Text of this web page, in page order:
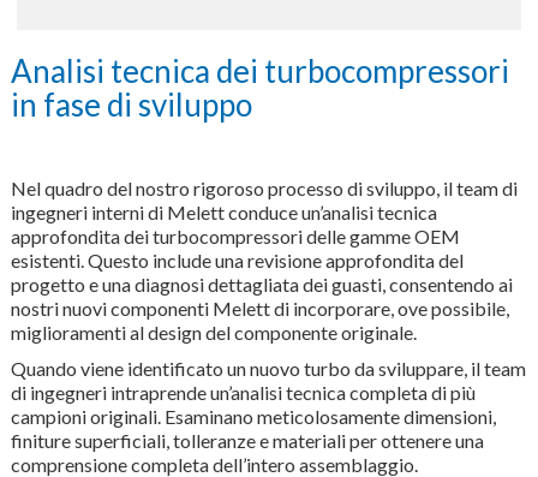
Analisi tecnica dei turbocompressori
in fase di sviluppo
Nel quadro del nostro rigoroso processo di sviluppo, il team di
ingegneri interni di Melett conduce un’analisi tecnica
approfondita dei turbocompressori delle gamme OEM
esistenti. Questo include una revisione approfondita del
progetto e una diagnosi dettagliata dei guasti, consentendo ai
nostri nuovi componenti Melett di incorporare, ove possibile,
miglioramenti al design del componente originale.
Quando viene identificato un nuovo turbo da sviluppare, il team
di ingegneri intraprende un’analisi tecnica completa di più
campioni originali. Esaminano meticolosamente dimensioni,
finiture superficiali, tolleranze e materiali per ottenere una
comprensione completa dell’intero assemblaggio.